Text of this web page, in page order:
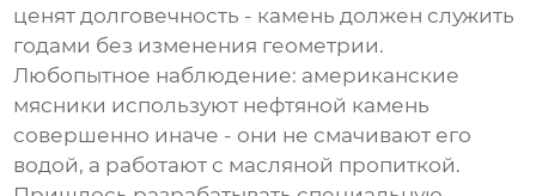
ценят долговечность - камень должен служить
годами без изменения геометрии.
Любопытное наблюдение: американские
мясники используют нефтяной камень
совершенно иначе - они не смачивают его
водой, а работают с масляной пропиткой.